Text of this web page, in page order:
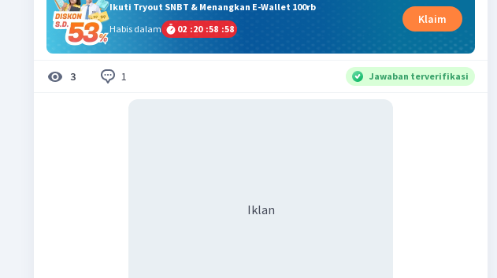
Ikuti Tryout SNBT & Menangkan E-Wallet 100rb
Habis dalam
02 :20 :58 :58
Klaim
3 1 Jawaban terverifikasi
Iklan